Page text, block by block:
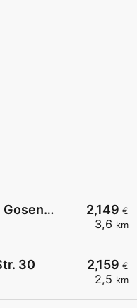
2,149 €
3,6 km
Sprint Berlin-Mueggelheim Gosener Damm
2,159 €
2,5 km
30